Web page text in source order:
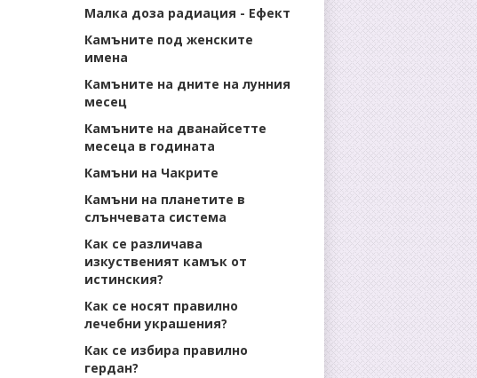
Малка доза радиация - Ефект
Камъните под женските
имена
Камъните на дните на лунния
месец
Камъните на дванайсетте
месеца в годината
Камъни на Чакрите
Камъни на планетите в
слънчевата система
Как се различава
изкуственият камък от
истинския?
Как се носят правилно
лечебни украшения?
Как се избира правилно
гердан?